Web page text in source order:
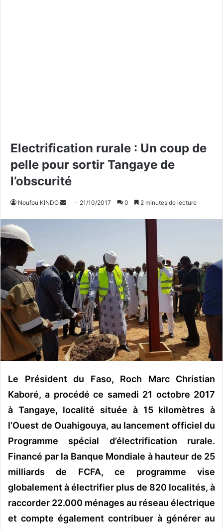
Electrification rurale : Un coup de
pelle pour sortir Tangaye de
l’obscurité
Noufou KINDO
e
r
c
o
u
r
r
e
l
21/10/2017 0 2 minutes de lecture
Le Président du Faso, Roch Marc Christian
Kaboré, a procédé ce samedi 21 octobre 2017
à Tangaye, localité située à 15 kilomètres à
l’Ouest de Ouahigouya, au lancement officiel du
Programme spécial d’électrification rurale.
Financé par la Banque Mondiale à hauteur de 25
milliards de FCFA, ce programme vise
globalement à électrifier plus de 820 localités, à
raccorder 22.000 ménages au réseau électrique
et compte également contribuer à générer au